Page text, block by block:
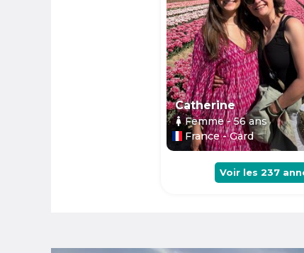
Catherine
Femme- 56ans
France - Gard
Voir les 237